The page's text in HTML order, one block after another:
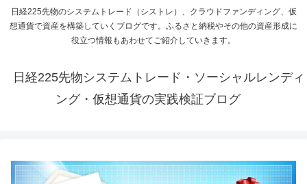
日経225先物のシステムトレード（シストレ）、クラウドファンディング、仮
想通貨で資産を構築していくブログです。ふるさと納税やその他の資産形成に
役立つ情報もあわせてご紹介していきます。
日経225先物システムトレード・ソーシャルレンディ
ング・仮想通貨の実践検証ブログ